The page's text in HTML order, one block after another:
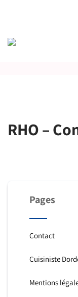
RHO –
Pages
Contact
Cuisiniste
Mentions